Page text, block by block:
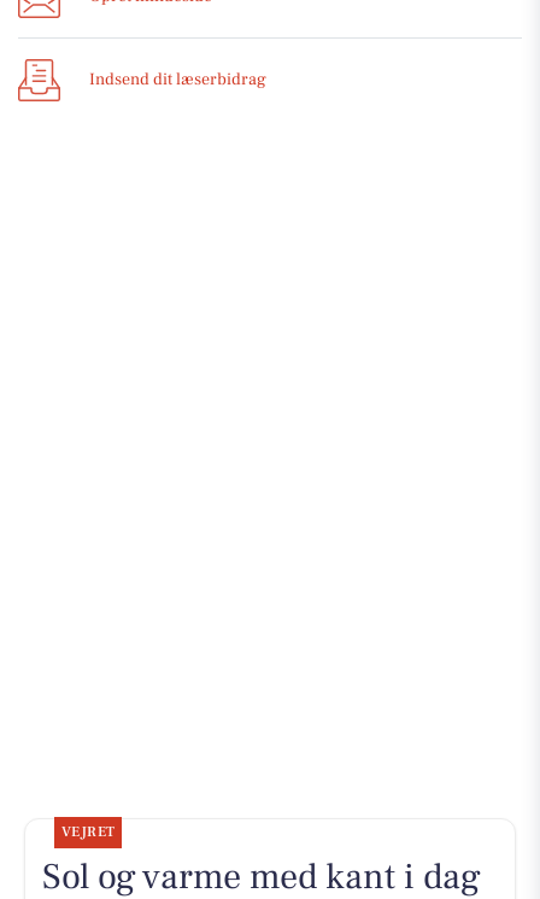
Indsend dit læserbidrag
VEJRET
Sol og varme med kant i dag